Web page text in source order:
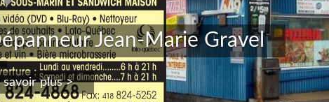
Jean-Marie Gravel